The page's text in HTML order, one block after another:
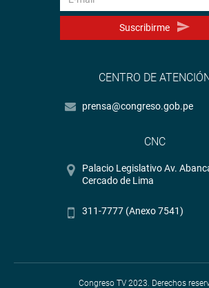
Suscribirme
CENTRO DE
prensa@congreso.gob.pe
CNC
Palacio Legislativo Av.
Cercado de Lima
311-7777 (Anexo 7541)
Congreso TV 2023. Derechos